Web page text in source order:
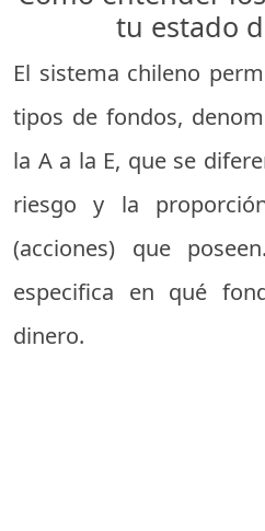
tu estado
El sistema chileno
tipos de fondos,
la A a la E, que se
riesgo y la
(acciones) que
especifica en qué
dinero.